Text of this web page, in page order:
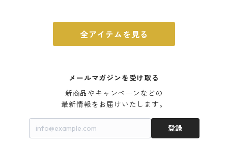
全アイテムを見る
メールマガジンを受け取る
新商品やキャンペーンなどの
最新情報をお届けいたします。
登録